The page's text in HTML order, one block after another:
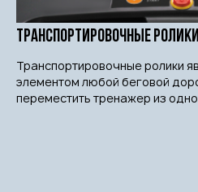
Транспортировочные ролики
Транспортировочные ролики
элементом любой беговой
переместить тренажер из